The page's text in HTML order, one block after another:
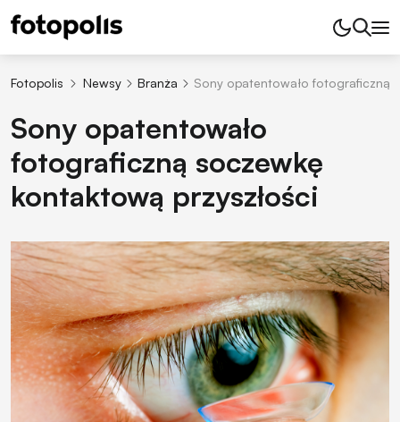
Fotopolis Newsy Branża Sony opatentowało fotograficzną
Sony opatentowało
fotograficzną soczewkę
kontaktową przyszłości